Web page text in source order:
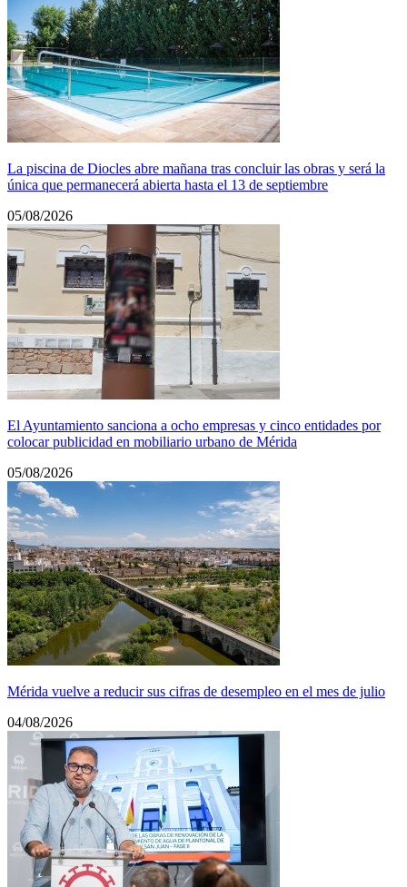
La piscina de Diocles abre mañana tras concluir las obras y será la
única que permanecerá abierta hasta el 13 de septiembre
05/08/2026
El Ayuntamiento sanciona a ocho empresas y cinco entidades por
colocar publicidad en mobiliario urbano de Mérida
05/08/2026
Mérida vuelve a reducir sus cifras de desempleo en el mes de julio
04/08/2026